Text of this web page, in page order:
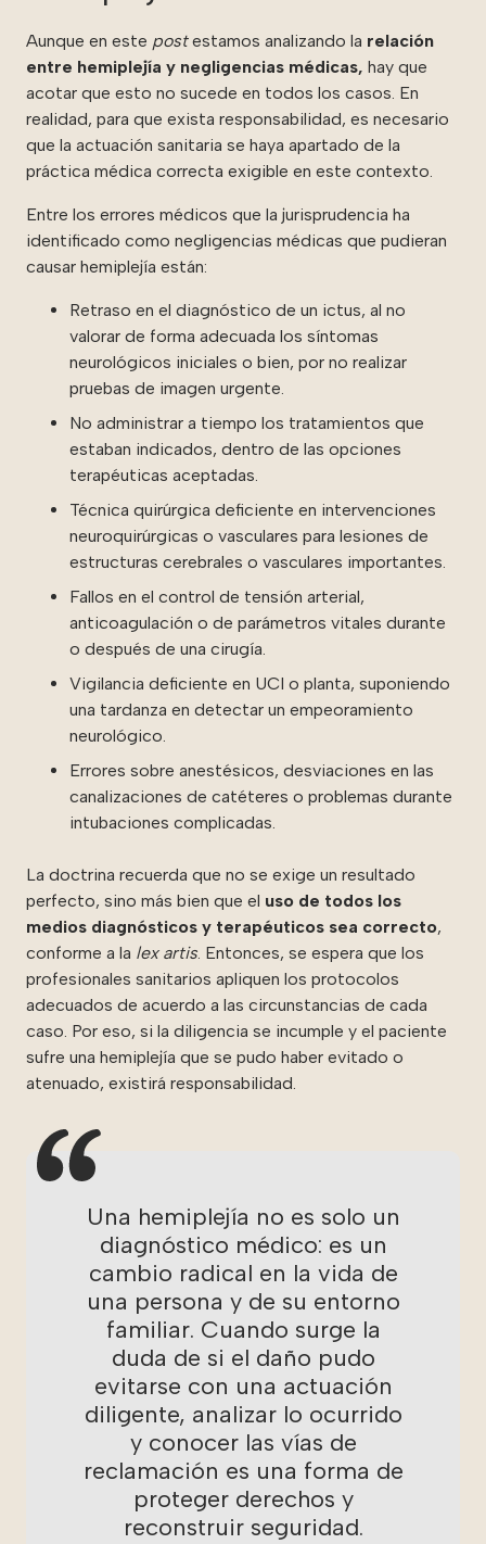
Aunque en este postestamos analizando la relación
entre hemiplejía y negligencias médicas, hay que
acotar que esto no sucede en todos los casos. En
realidad, para que exista responsabilidad, es necesario
que la actuación sanitaria se haya apartado de la
práctica médica correcta exigible en este contexto.
Entre los errores médicos que la jurisprudencia ha
identificado como negligencias médicas que pudieran
causar hemiplejía están:
Retraso en el diagnóstico de un ictus, al no
valorar de forma adecuada los síntomas
neurológicos iniciales o bien, por no realizar
pruebas de imagen urgente.
No administrar a tiempo los tratamientos que
estaban indicados, dentro de las opciones
terapéuticas aceptadas.
Técnica quirúrgica deficiente en intervenciones
neuroquirúrgicas o vasculares para lesiones de
estructuras cerebrales o vasculares importantes.
Fallos en el control de tensión arterial,
anticoagulación o de parámetros vitales durante
o después de una cirugía.
Vigilancia deficiente en UCI o planta, suponiendo
una tardanza en detectar un empeoramiento
neurológico.
Errores sobre anestésicos, desviaciones en las
canalizaciones de catéteres o problemas durante
intubaciones complicadas.
La doctrina recuerda que no se exige un resultado
perfecto, sino más bien que el uso de todos los
medios diagnósticos y terapéuticos sea correcto,
conforme a la lex artis. Entonces, se espera que los
profesionales sanitarios apliquen los protocolos
adecuados de acuerdo a las circunstancias de cada
caso. Por eso, si la diligencia se incumple y el paciente
sufre una hemiplejía que se pudo haber evitado o
atenuado, existirá responsabilidad.
Una hemiplejía no es solo un
diagnóstico médico: es un
cambio radical en la vida de
una persona y de su entorno
familiar. Cuando surge la
duda de si el daño pudo
evitarse con una actuación
diligente, analizar lo ocurrido
y conocer las vías de
reclamación es una forma de
proteger derechos y
reconstruir seguridad.